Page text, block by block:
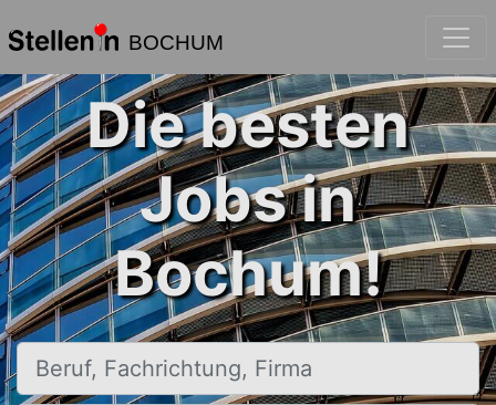
BOCHUM
Die besten
Jobs in
Bochum!
Beruf, Fachrichtung, Firma